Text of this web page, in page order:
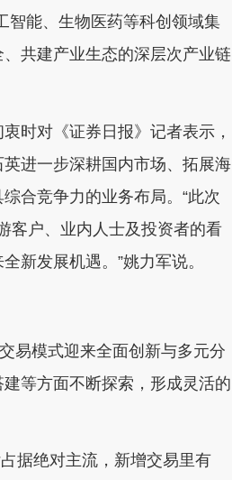
能、生物医药等科创领域集
共建产业生态的深层次产业链
时对《证券日报》记者表示，
进一步深耕国内市场、拓展海
合竞争力的业务布局。“此次
客户、业内人士及投资者的看
新发展机遇。”姚力军说。
模式迎来全面创新与多元分
等方面不断探索，形成灵活的
据绝对主流，新增交易里有